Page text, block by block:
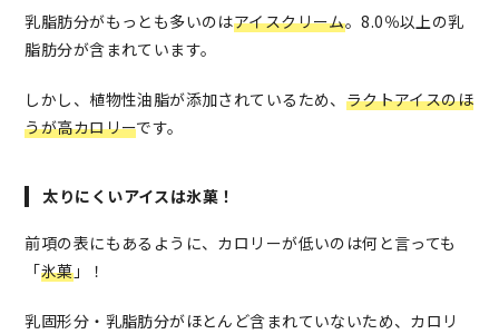
乳脂肪分がもっとも多いのはアイスクリーム。8.0％以上の乳
脂肪分が含まれています。
しかし、植物性油脂が添加されているため、 ラクトアイスのほ
うが高カロリーです。
太りにくいアイスは氷菓！
前項の表にもあるように、カロリーが低いのは何と言っても
「氷菓」！
乳固形分・乳脂肪分がほとんど含まれていないため、カロリ